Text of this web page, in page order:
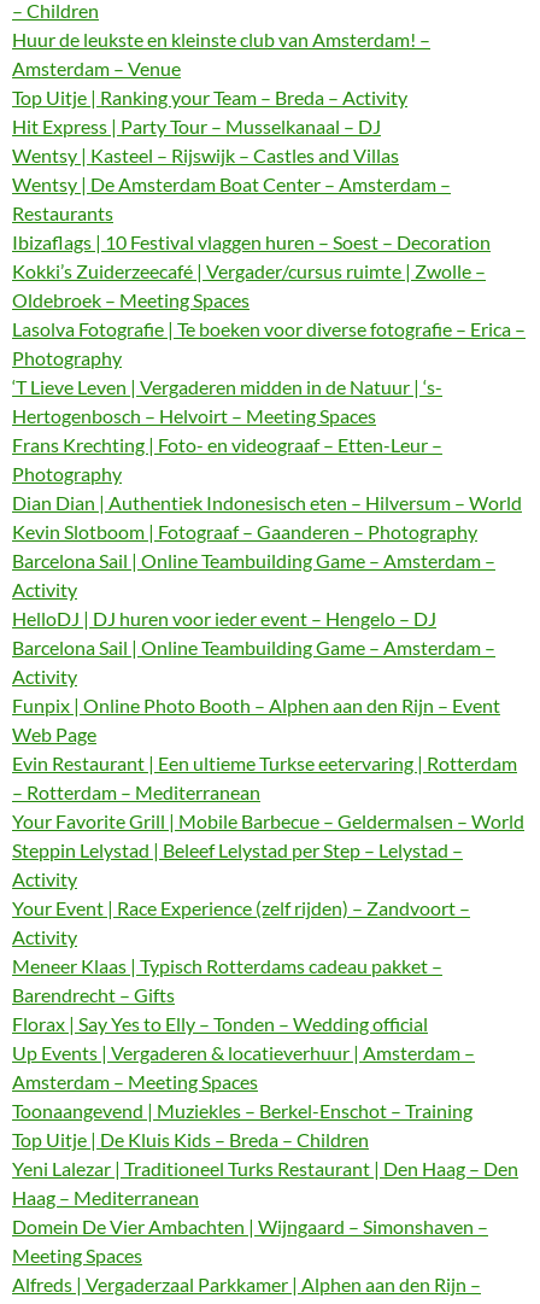
– Children
Huur de leukste en kleinste club van Amsterdam! –
Amsterdam – Venue
Top Uitje | Ranking your Team – Breda – Activity
Hit Express | Party Tour – Musselkanaal – DJ
Wentsy | Kasteel – Rijswijk – Castles and Villas
Wentsy | De Amsterdam Boat Center – Amsterdam –
Restaurants
Ibizaflags | 10 Festival vlaggen huren – Soest – Decoration
Kokki’s Zuiderzeecafé | Vergader/cursus ruimte | Zwolle –
Oldebroek – Meeting Spaces
Lasolva Fotografie | Te boeken voor diverse fotografie – Erica –
Photography
‘T Lieve Leven | Vergaderen midden in de Natuur | ‘s-
Hertogenbosch – Helvoirt – Meeting Spaces
Frans Krechting | Foto- en videograaf – Etten-Leur –
Photography
Dian Dian | Authentiek Indonesisch eten – Hilversum – World
Kevin Slotboom | Fotograaf – Gaanderen – Photography
Barcelona Sail | Online Teambuilding Game – Amsterdam –
Activity
HelloDJ | DJ huren voor ieder event – Hengelo – DJ
Barcelona Sail | Online Teambuilding Game – Amsterdam –
Activity
Funpix | Online Photo Booth – Alphen aan den Rijn – Event
Web Page
Evin Restaurant | Een ultieme Turkse eetervaring | Rotterdam
– Rotterdam – Mediterranean
Your Favorite Grill | Mobile Barbecue – Geldermalsen – World
Steppin Lelystad | Beleef Lelystad per Step – Lelystad –
Activity
Your Event | Race Experience (zelf rijden) – Zandvoort –
Activity
Meneer Klaas | Typisch Rotterdams cadeau pakket –
Barendrecht – Gifts
Florax | Say Yes to Elly – Tonden – Wedding official
Up Events | Vergaderen & locatieverhuur | Amsterdam –
Amsterdam – Meeting Spaces
Toonaangevend | Muziekles – Berkel-Enschot – Training
Top Uitje | De Kluis Kids – Breda – Children
Yeni Lalezar | Traditioneel Turks Restaurant | Den Haag – Den
Haag – Mediterranean
Domein De Vier Ambachten | Wijngaard – Simonshaven –
Meeting Spaces
Alfreds | Vergaderzaal Parkkamer | Alphen aan den Rijn –